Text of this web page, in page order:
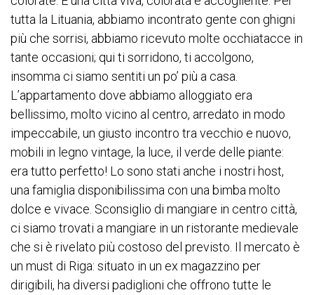
tutta la Lituania, abbiamo incontrato gente con ghigni
più che sorrisi, abbiamo ricevuto molte occhiatacce in
tante occasioni; qui ti sorridono, ti accolgono,
insomma ci siamo sentiti un po’ più a casa.
L’appartamento dove abbiamo alloggiato era
bellissimo, molto vicino al centro, arredato in modo
impeccabile, un giusto incontro tra vecchio e nuovo,
mobili in legno vintage, la luce, il verde delle piante:
era tutto perfetto! Lo sono stati anche i nostri host,
una famiglia disponibilissima con una bimba molto
dolce e vivace. Sconsiglio di mangiare in centro città,
ci siamo trovati a mangiare in un ristorante medievale
che si è rivelato più costoso del previsto. Il mercato è
un must di Riga: situato in un ex magazzino per
dirigibili, ha diversi padiglioni che offrono tutte le